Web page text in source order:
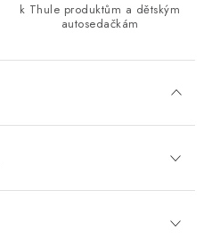
k Thule produktům a dětským
autosedačkám